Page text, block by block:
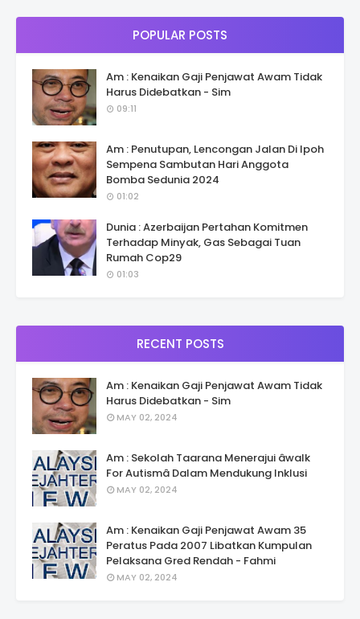
POPULAR POSTS
Am : Kenaikan Gaji Penjawat Awam Tidak
Harus Didebatkan - Sim
09:11
Am : Penutupan, Lencongan Jalan Di Ipoh
Sempena Sambutan Hari Anggota
Bomba Sedunia 2024
01:02
Dunia : Azerbaijan Pertahan Komitmen
Terhadap Minyak, Gas Sebagai Tuan
Rumah Cop29
01:03
RECENT POSTS
Am : Kenaikan Gaji Penjawat Awam Tidak
Harus Didebatkan - Sim
MAY 02, 2024
Am : Sekolah Taarana Menerajui âwalk
For Autismâ Dalam Mendukung Inklusi
MAY 02, 2024
Am : Kenaikan Gaji Penjawat Awam 35
Peratus Pada 2007 Libatkan Kumpulan
Pelaksana Gred Rendah - Fahmi
MAY 02, 2024